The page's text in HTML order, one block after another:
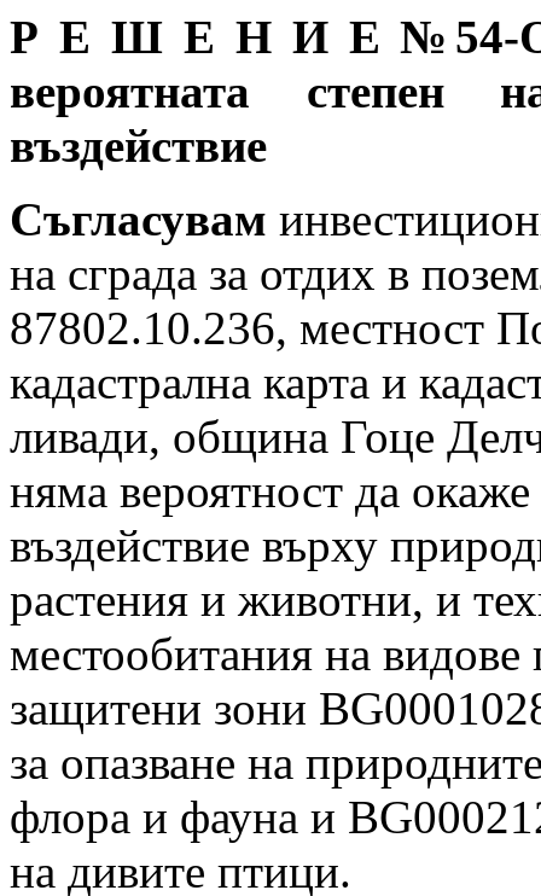
Р Е Ш Е Н И Е №54-ОС/
вероятната степен
въздействие
Съгласувам
на сграда за отдих в
87802.10.236, местност
кадастрална карта и
ливади, община Гоце
няма вероятност да
въздействие върху
растения и животни, и
местообитания на
защитени зони
за опазване на
флора и фауна и
на дивите птици.